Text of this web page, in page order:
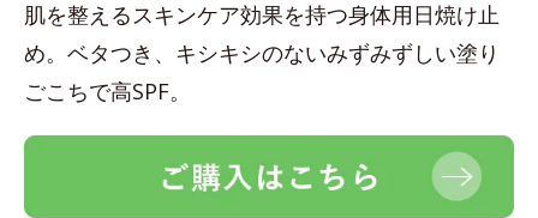
肌を整えるスキンケア効果を持つ身体用日焼け止
め。ベタつき、キシキシのないみずみずしい塗り
ごこちで高SPF。